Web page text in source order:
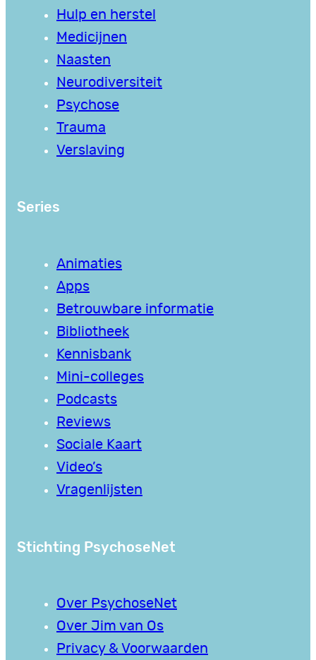
Hulp en herstel
Medicijnen
Naasten
Neurodiversiteit
Psychose
Trauma
Verslaving
Series
Animaties
Apps
Betrouwbare informatie
Bibliotheek
Kennisbank
Mini-colleges
Podcasts
Reviews
Sociale Kaart
Video’s
Vragenlijsten
Stichting PsychoseNet
Over PsychoseNet
Over Jim van Os
Privacy & Voorwaarden